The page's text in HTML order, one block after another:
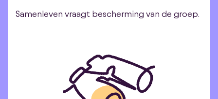
Samenleven vraagt bescherming van de groep.